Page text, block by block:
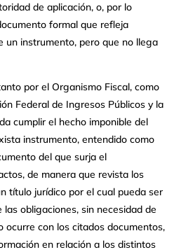
de aplicación, o, por lo
formal que refleja
un instrumento, pero que no llega
por el Organismo Fiscal, como
Federal de Ingresos Públicos y la
cumplir el hecho imponible del
instrumento, entendido como
del que surja el
de manera que revista los
título jurídico por el cual pueda ser
obligaciones, sin necesidad de
ocurre con los citados documentos,
en relación a los distintos